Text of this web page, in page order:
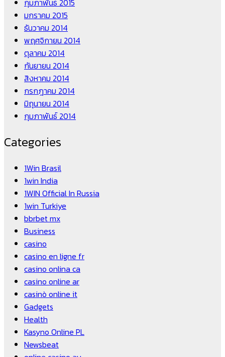
กุมภาพันธ์ 2015
มกราคม 2015
ธันวาคม 2014
พฤศจิกายน 2014
ตุลาคม 2014
กันยายน 2014
สิงหาคม 2014
กรกฎาคม 2014
มิถุนายน 2014
กุมภาพันธ์ 2014
Categories
1Win Brasil
1win India
1WIN Official In Russia
1win Turkiye
bbrbet mx
Business
casino
casino en ligne fr
casino onlina ca
casino online ar
casinò online it
Gadgets
Health
Kasyno Online PL
Newsbeat